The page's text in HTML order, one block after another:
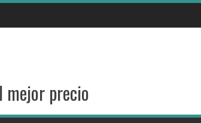
mejor precio